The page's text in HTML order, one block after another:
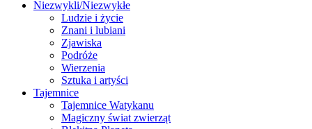
Niezwykli/Niezwykłe
Ludzie i życie
Znani i lubiani
Zjawiska
Podróże
Wierzenia
Sztuka i artyści
Tajemnice
Tajemnice Watykanu
Magiczny świat zwierząt